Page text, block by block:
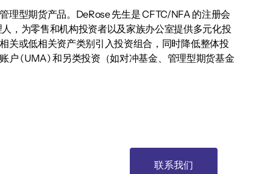
理型期货产品。DeRose 先生是 CFTC/NFA 的注册会
，为零售和机构投资者以及家族办公室提供多元化投
关或低相关资产类别引入投资组合，同时降低整体投
户 (UMA) 和另类投资（如对冲基金、管理型期货基金
联系我们